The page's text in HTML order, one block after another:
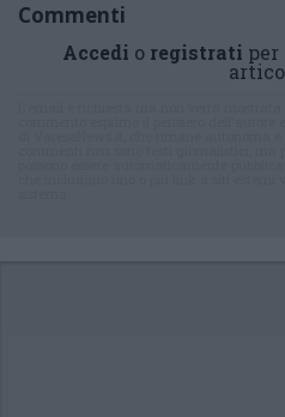
Commenti
Accedi o registrati per